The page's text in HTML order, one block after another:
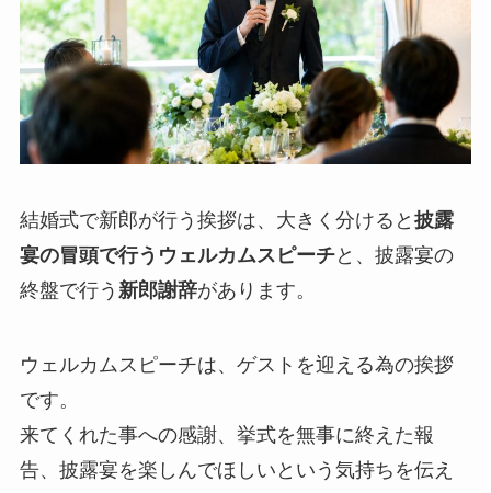
結婚式で新郎が行う挨拶は、大きく分けると 披露
宴の冒頭で行うウェルカムスピーチと、披露宴の
終盤で行う 新郎謝辞があります。
ウェルカムスピーチは、ゲストを迎える為の挨拶
です。
来てくれた事への感謝、挙式を無事に終えた報
告、披露宴を楽しんでほしいという気持ちを伝え